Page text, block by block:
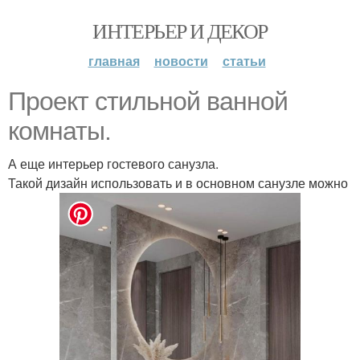
ИНТЕРЬЕР И ДЕКОР
главная новости статьи
Проект стильной ванной
комнаты.
А еще интерьер гостевого санузла.
Такой дизайн использовать и в основном санузле можно